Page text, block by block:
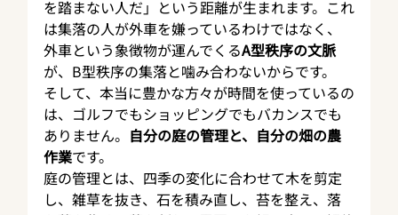
を踏まない人だ」という距離が生まれます。これ
は集落の人が外車を嫌っているわけではなく、
外車という象徴物が運んでくるA型秩序の文脈
が、B型秩序の集落と噛み合わないからです。
そして、本当に豊かな方々が時間を使っているの
は、ゴルフでもショッピングでもバカンスでも
ありません。 自分の庭の管理と、自分の畑の農
作業です。
庭の管理とは、四季の変化に合わせて木を剪定
し、雑草を抜き、石を積み直し、苔を整え、落